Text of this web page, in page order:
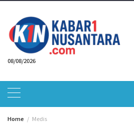
content
08/08/2026
Home Medis